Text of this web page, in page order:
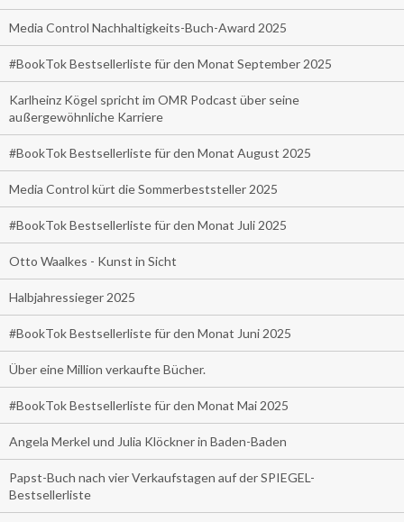
Media Control Nachhaltigkeits-Buch-Award 2025
#BookTok Bestsellerliste für den Monat September 2025
Karlheinz Kögel spricht im OMR Podcast über seine
außergewöhnliche Karriere
#BookTok Bestsellerliste für den Monat August 2025
Media Control kürt die Sommerbeststeller 2025
#BookTok Bestsellerliste für den Monat Juli 2025
Otto Waalkes - Kunst in Sicht
Halbjahressieger 2025
#BookTok Bestsellerliste für den Monat Juni 2025
Über eine Million verkaufte Bücher.
#BookTok Bestsellerliste für den Monat Mai 2025
Angela Merkel und Julia Klöckner in Baden-Baden
Papst-Buch nach vier Verkaufstagen auf der SPIEGEL-
Bestsellerliste